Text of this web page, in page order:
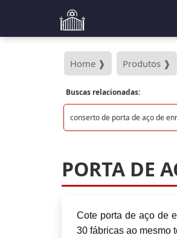
Home ❱ Produtos ❱
Buscas relacionadas:
conserto de porta de aço de
PORTA DE
Cote porta de aço de
30 fábricas ao mesmo